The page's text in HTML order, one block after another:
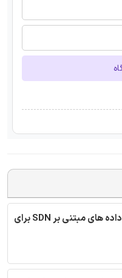
ترجمه مقاله امنیت انتقال داده های مبتنی بر SDN برای